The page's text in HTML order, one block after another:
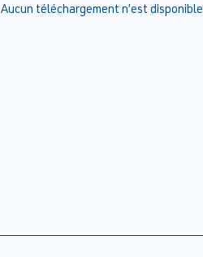
Aucun téléchargement n’est disponible